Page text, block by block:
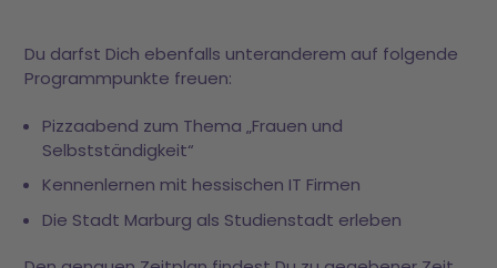
Du darfst Dich ebenfalls unteranderem auf folgende
Programmpunkte freuen:
Pizzaabend zum Thema „Frauen und
Selbstständigkeit“
Kennenlernen mit hessischen IT Firmen
Die Stadt Marburg als Studienstadt erleben